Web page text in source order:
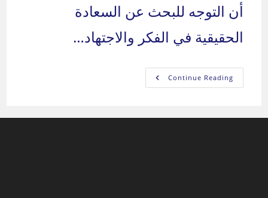
أن التوجه للبحث عن السعادة
الحقيقية في الفكر والاجتهاد…
Continue Readingنحن
العرب:
أين؟